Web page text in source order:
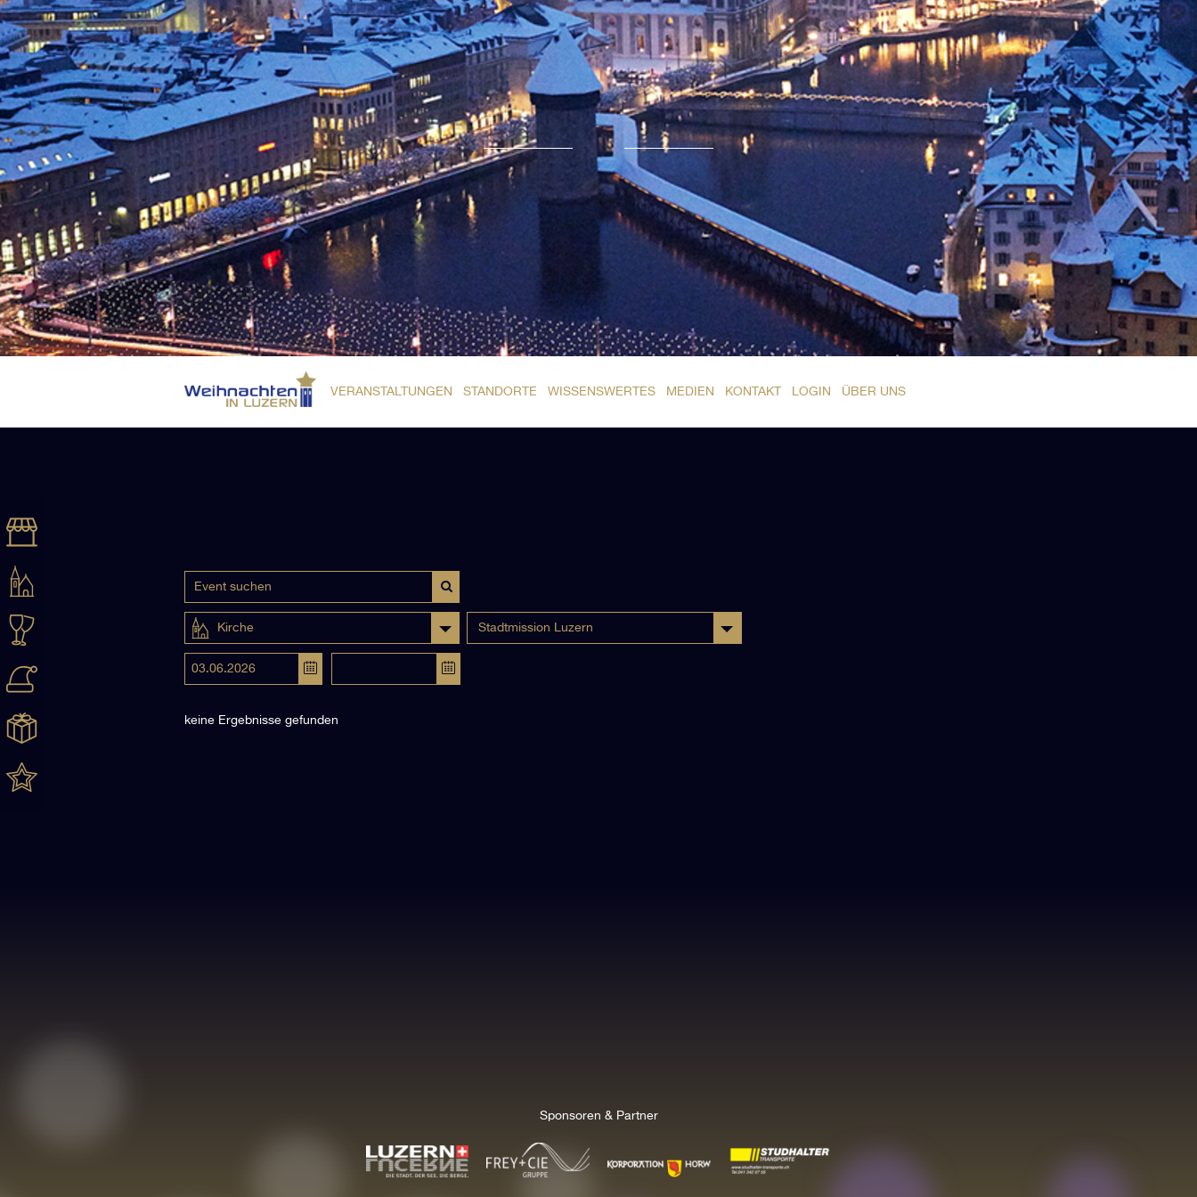
VERANSTALTUNGEN STANDORTE WISSENSWERTES MEDIEN KONTAKT LOGIN ÜBER UNS
Kirche Stadtmission Luzern
keine Ergebnisse gefunden
Sponsoren & Partner